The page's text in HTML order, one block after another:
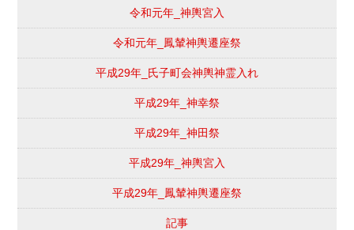
令和元年_神輿宮入
令和元年_鳳輦神輿遷座祭
平成29年_氏子町会神輿神霊入れ
平成29年_神幸祭
平成29年_神田祭
平成29年_神輿宮入
平成29年_鳳輦神輿遷座祭
記事